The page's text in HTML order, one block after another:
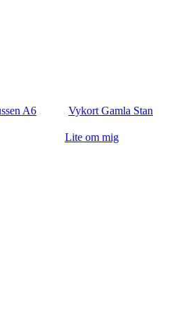
A6 Vykort Gamla Stan
Lite om mig